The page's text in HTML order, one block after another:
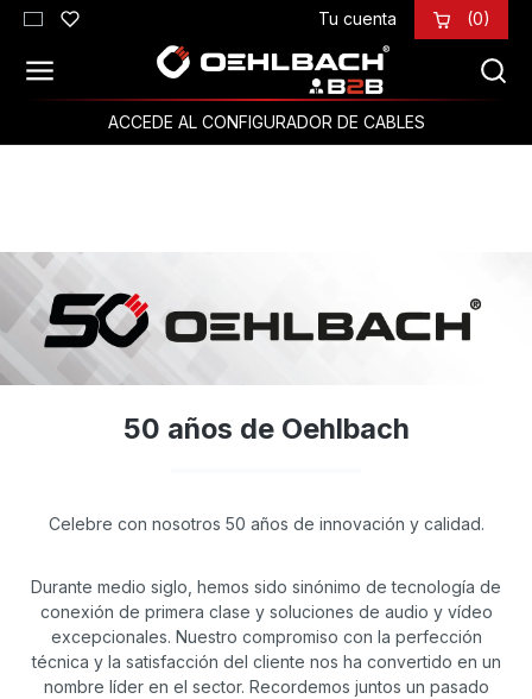
Saltar al contenido principal Tu cuenta (0)
ACCEDE AL CONFIGURADOR DE CABLES
50 años de Oehlbach
Celebre con nosotros 50 años de innovación y calidad.
Durante medio siglo, hemos sido sinónimo de tecnología de
conexión de primera clase y soluciones de audio y vídeo
excepcionales. Nuestro compromiso con la perfección
técnica y la satisfacción del cliente nos ha convertido en un
nombre líder en el sector. Recordemos juntos un pasado